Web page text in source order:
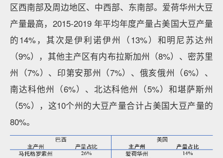
区西南部及周边地区、中西部、东南部。爱荷华州大豆
产量最高，2015-2019 年平均年度产量占美国大豆产量
的14%，其次是伊利诺伊州（13%）和明尼苏达州
（9%），其他主产区有内布拉斯加州（8%）、密苏里
州（7%）、印第安那州（7%）、俄亥俄州（6%）、
南达科他州（6%）、北达科他州（5%）和堪萨斯州
（5%），这10个州的大豆产量合计占美国大豆产量的
80%。